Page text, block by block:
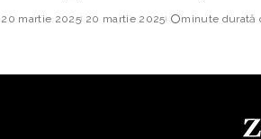
20 martie 2025 20 martie 2025 minute durată